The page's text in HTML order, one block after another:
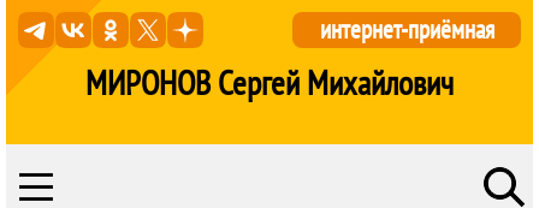
МИРОНОВ Сергей Михайлович
интернет-приёмная